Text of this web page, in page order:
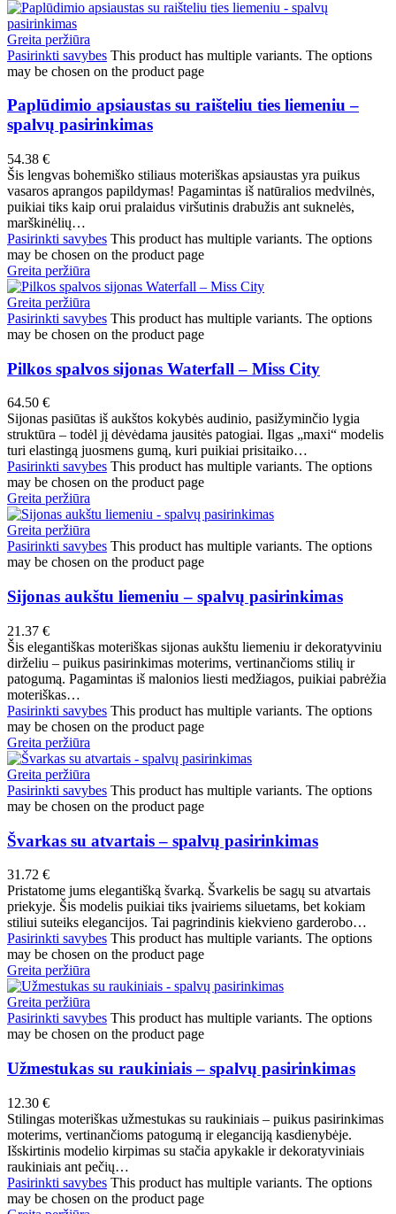
Greita peržiūra
Pasirinkti savybes This product has multiple variants. The options
may be chosen on the product page
Paplūdimio apsiaustas su raišteliu ties liemeniu –
spalvų pasirinkimas
54.38 €
Šis lengvas bohemiško stiliaus moteriškas apsiaustas yra puikus
vasaros aprangos papildymas! Pagamintas iš natūralios medvilnės,
puikiai tiks kaip orui pralaidus viršutinis drabužis ant suknelės,
marškinėlių…
Pasirinkti savybes This product has multiple variants. The options
may be chosen on the product page
Greita peržiūra
Greita peržiūra
Pasirinkti savybes This product has multiple variants. The options
may be chosen on the product page
Pilkos spalvos sijonas Waterfall – Miss City
64.50 €
Sijonas pasiūtas iš aukštos kokybės audinio, pasižyminčio lygia
struktūra – todėl jį dėvėdama jausitės patogiai. Ilgas „maxi“ modelis
turi elastingą juosmens gumą, kuri puikiai prisitaiko…
Pasirinkti savybes This product has multiple variants. The options
may be chosen on the product page
Greita peržiūra
Greita peržiūra
Pasirinkti savybes This product has multiple variants. The options
may be chosen on the product page
Sijonas aukštu liemeniu – spalvų pasirinkimas
21.37 €
Šis elegantiškas moteriškas sijonas aukštu liemeniu ir dekoratyviniu
dirželiu – puikus pasirinkimas moterims, vertinančioms stilių ir
patogumą. Pagamintas iš malonios liesti medžiagos, puikiai pabrėžia
moteriškas…
Pasirinkti savybes This product has multiple variants. The options
may be chosen on the product page
Greita peržiūra
Greita peržiūra
Pasirinkti savybes This product has multiple variants. The options
may be chosen on the product page
Švarkas su atvartais – spalvų pasirinkimas
31.72 €
Pristatome jums elegantišką švarką. Švarkelis be sagų su atvartais
priekyje. Šis modelis puikiai tiks įvairiems siluetams, bet kokiam
stiliui suteiks elegancijos. Tai pagrindinis kiekvieno garderobo…
Pasirinkti savybes This product has multiple variants. The options
may be chosen on the product page
Greita peržiūra
Greita peržiūra
Pasirinkti savybes This product has multiple variants. The options
may be chosen on the product page
Užmestukas su raukiniais – spalvų pasirinkimas
12.30 €
Stilingas moteriškas užmestukas su raukiniais – puikus pasirinkimas
moterims, vertinančioms patogumą ir eleganciją kasdienybėje.
Išskirtinis modelio kirpimas su stačia apykakle ir dekoratyviniais
raukiniais ant pečių…
Pasirinkti savybes This product has multiple variants. The options
may be chosen on the product page